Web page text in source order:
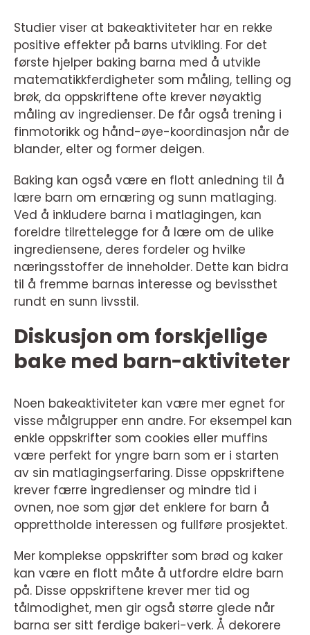
Studier viser at bakeaktiviteter har en rekke
positive effekter på barns utvikling. For det
første hjelper baking barna med å utvikle
matematikkferdigheter som måling, telling og
brøk, da oppskriftene ofte krever nøyaktig
måling av ingredienser. De får også trening i
finmotorikk og hånd-øye-koordinasjon når de
blander, elter og former deigen.
Baking kan også være en flott anledning til å
lære barn om ernæring og sunn matlaging.
Ved å inkludere barna i matlagingen, kan
foreldre tilrettelegge for å lære om de ulike
ingrediensene, deres fordeler og hvilke
næringsstoffer de inneholder. Dette kan bidra
til å fremme barnas interesse og bevissthet
rundt en sunn livsstil.
Diskusjon om forskjellige
bake med barn-aktiviteter
Noen bakeaktiviteter kan være mer egnet for
visse målgrupper enn andre. For eksempel kan
enkle oppskrifter som cookies eller muffins
være perfekt for yngre barn som er i starten
av sin matlagingserfaring. Disse oppskriftene
krever færre ingredienser og mindre tid i
ovnen, noe som gjør det enklere for barn å
opprettholde interessen og fullføre prosjektet.
Mer komplekse oppskrifter som brød og kaker
kan være en flott måte å utfordre eldre barn
på. Disse oppskriftene krever mer tid og
tålmodighet, men gir også større glede når
barna ser sitt ferdige bakeri-verk. Å dekorere